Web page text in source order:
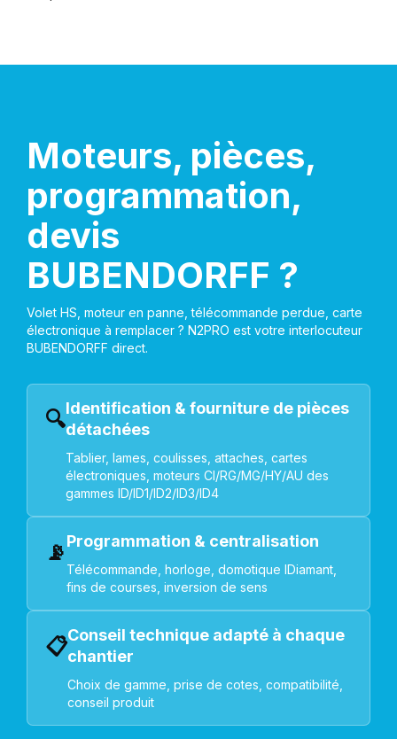
Moteurs, pièces,
programmation,
devis
BUBENDORFF ?
Volet HS, moteur en panne, télécommande perdue, carte
électronique à remplacer ? N2PRO est votre interlocuteur
BUBENDORFF direct.
🔍Identification & fourniture de pièces
détachées
Tablier, lames, coulisses, attaches, cartes
électroniques, moteurs CI/RG/MG/HY/AU des
gammes ID/ID1/ID2/ID3/ID4
📡Programmation & centralisation
Télécommande, horloge, domotique IDiamant,
fins de courses, inversion de sens
📋Conseil technique adapté à chaque
chantier
Choix de gamme, prise de cotes, compatibilité,
conseil produit